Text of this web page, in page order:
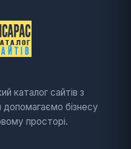
каталог сайтів з
бізнесу
просторі.